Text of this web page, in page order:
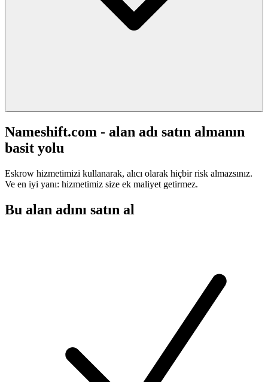
Nameshift.com - alan adı satın almanın
basit yolu
Eskrow hizmetimizi kullanarak, alıcı olarak hiçbir risk almazsınız.
Ve en iyi yanı: hizmetimiz size ek maliyet getirmez.
Bu alan adını satın al